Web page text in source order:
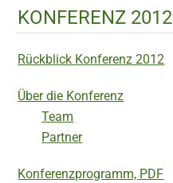
KONFERENZ 2012
Rückblick Konferenz 2012
Über die Konferenz
Team
Partner
Konferenzprogramm, PDF